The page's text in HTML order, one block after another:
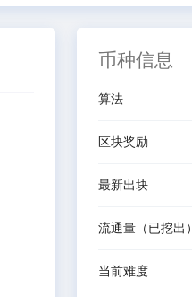
币种信息
算法
区块奖励
最新出块
流通量（已挖出）
当前难度